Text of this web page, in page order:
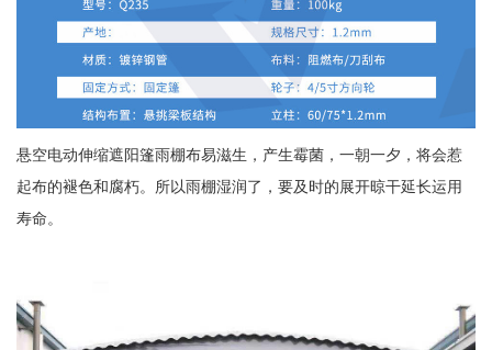
悬空电动伸缩遮阳篷雨棚布易滋生，产生霉菌，一朝一夕，将会惹
起布的褪色和腐朽。所以雨棚湿润了，要及时的展开晾干延长运用
寿命。